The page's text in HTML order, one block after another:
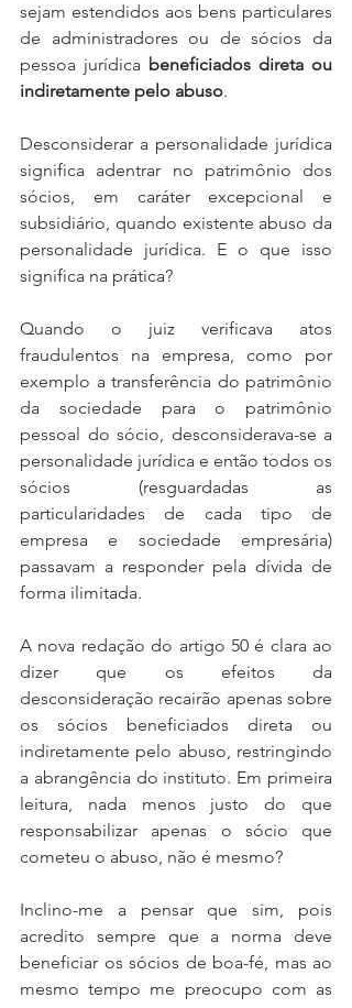
sejam estendidos aos bens particulares
de administradores ou de sócios da
pessoa jurídica beneficiados direta ou
indiretamente pelo abuso.
Desconsiderar a personalidade jurídica
significa adentrar no patrimônio dos
sócios, em caráter excepcional e
subsidiário, quando existente abuso da
personalidade jurídica. E o que isso
significa na prática?
Quando o juiz verificava atos
fraudulentos na empresa, como por
exemplo a transferência do patrimônio
da sociedade para o patrimônio
pessoal do sócio, desconsiderava-se a
personalidade jurídica e então todos os
sócios (resguardadas as
particularidades de cada tipo de
empresa e sociedade empresária)
passavam a responder pela dívida de
forma ilimitada.
A nova redação do artigo 50 é clara ao
dizer que os efeitos da
desconsideração recairão apenas sobre
os sócios beneficiados direta ou
indiretamente pelo abuso, restringindo
a abrangência do instituto. Em primeira
leitura, nada menos justo do que
responsabilizar apenas o sócio que
cometeu o abuso, não é mesmo?
Inclino-me a pensar que sim, pois
acredito sempre que a norma deve
beneficiar os sócios de boa-fé, mas ao
mesmo tempo me preocupo com as